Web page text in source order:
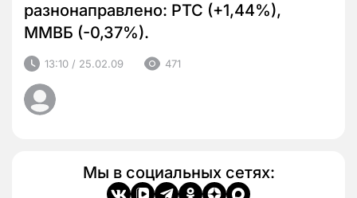
разнонаправлено: РТС (+1,44%),
ММВБ (-0,37%).
13:10 / 25.02.09 471
Мы в социальных сетях: